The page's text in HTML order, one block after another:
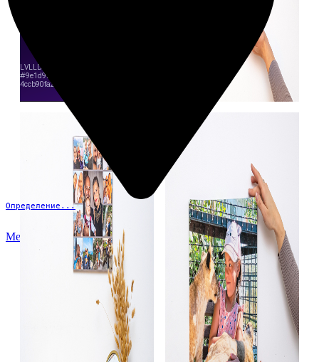
Определение...
Меню